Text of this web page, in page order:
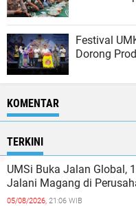
Festival
Dorong
KOMENTAR
TERKINI
UMSi Buka Jalan Global,
Jalani Magang di
05/08/2026, 21:06 WIB